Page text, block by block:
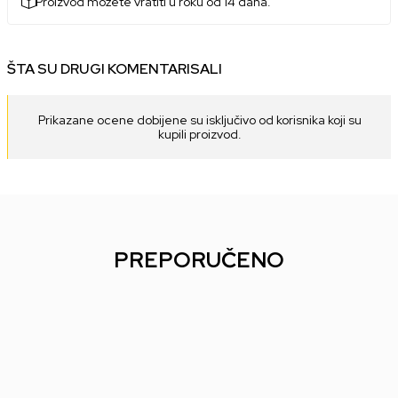
ŠTA SU DRUGI KOMENTARISALI
Prikazane ocene dobijene su isključivo od korisnika koji su
kupili proizvod.
PREPORUČENO